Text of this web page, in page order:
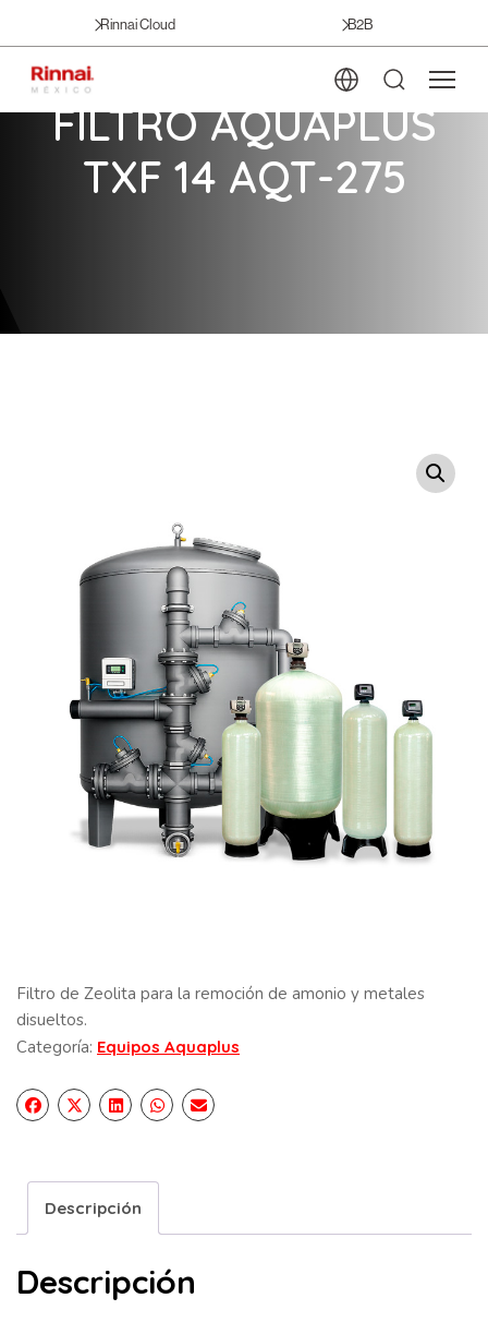
Rinnai Cloud B2B
FILTRO AQUAPLUS
TXF 14 AQT-275
Filtro de Zeolita para la remoción de amonio y metales
disueltos.
Categoría: Equipos Aquaplus
Descripción
Descripción